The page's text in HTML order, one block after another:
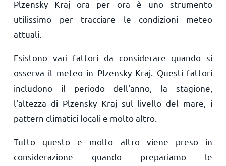
Plzensky Kraj ora per ora è uno strumento
utilissimo per tracciare le condizioni meteo
attuali.
Esistono vari fattori da considerare quando si
osserva il meteo in Plzensky Kraj. Questi fattori
includono il periodo dell'anno, la stagione,
l'altezza di Plzensky Kraj sul livello del mare, i
pattern climatici locali e molto altro.
Tutto questo e molto altro viene preso in
considerazione quando prepariamo le